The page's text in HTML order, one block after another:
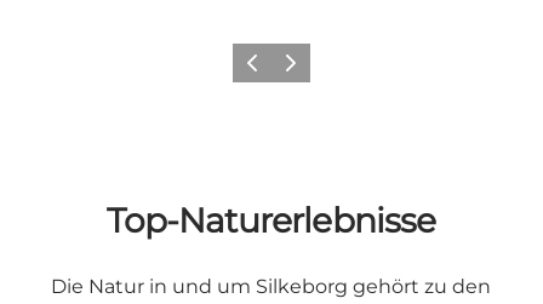
ZurückWeiter
Top-Naturerlebnisse
Die Natur in und um Silkeborg gehört zu den